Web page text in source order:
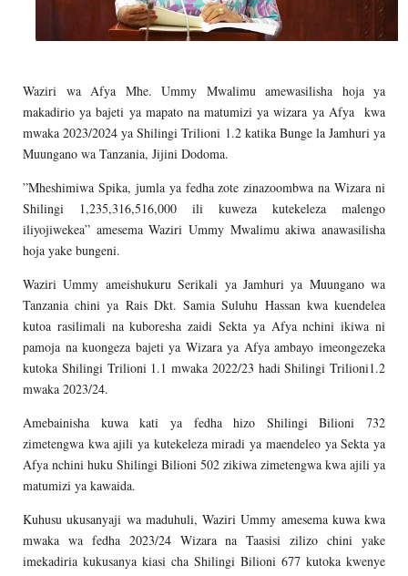
Waziri wa Afya Mhe. Ummy Mwalimu amewasilisha hoja ya
makadirio ya bajeti ya mapato na matumizi ya wizara ya Afya kwa
mwaka 2023/2024 ya Shilingi Trilioni 1.2 katika Bunge la Jamhuri ya
Muungano wa Tanzania, Jijini Dodoma.
”Mheshimiwa Spika, jumla ya fedha zote zinazoombwa na Wizara ni
Shilingi 1,235,316,516,000 ili kuweza kutekeleza malengo
iliyojiwekea” amesema Waziri Ummy Mwalimu akiwa anawasilisha
hoja yake bungeni.
Waziri Ummy ameishukuru Serikali ya Jamhuri ya Muungano wa
Tanzania chini ya Rais Dkt. Samia Suluhu Hassan kwa kuendelea
kutoa rasilimali na kuboresha zaidi Sekta ya Afya nchini ikiwa ni
pamoja na kuongeza bajeti ya Wizara ya Afya ambayo imeongezeka
kutoka Shilingi Trilioni 1.1 mwaka 2022/23 hadi Shilingi Trilioni1.2
mwaka 2023/24.
Amebainisha kuwa kati ya fedha hizo Shilingi Bilioni 732
zimetengwa kwa ajili ya kutekeleza miradi ya maendeleo ya Sekta ya
Afya nchini huku Shilingi Bilioni 502 zikiwa zimetengwa kwa ajili ya
matumizi ya kawaida.
Kuhusu ukusanyaji wa maduhuli, Waziri Ummy amesema kuwa kwa
mwaka wa fedha 2023/24 Wizara na Taasisi zilizo chini yake
imekadiria kukusanya kiasi cha Shilingi Bilioni 677 kutoka kwenye